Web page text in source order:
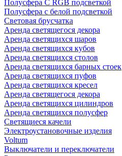
Полусфера С RGB подсветкой
Полусфера с белой подсветкой
Световая брусчатка
Аренда светящегося декора
Аренда светящихся шаров
Аренда светящихся кубов
Аренда светящихся столов
Аренда светящихся барных стоек
Аренда светящихся пуфов
Аренда светящихся кресел
Аренда светящегося декора
Аренда светящихся цилиндров
Аренда светящихся полусфер
Светящиеся качели
Электроустановочные изделия
Voltum
Выключатели и переключатели